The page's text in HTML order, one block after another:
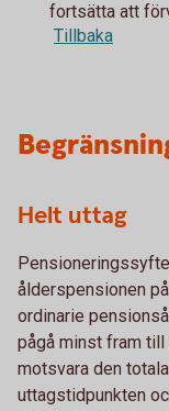
fortsätta att
Tillbaka
Helt uttag
ålderspensionen
ordinarie
pågå minst fram till
motsvara den
uttagstidpunkten